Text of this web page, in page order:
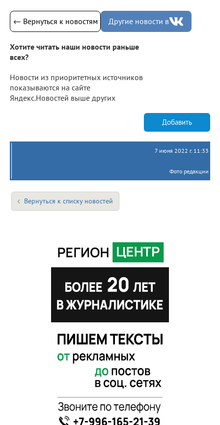
← Вернуться к новостям Другие новости в
Хотите читать наши новости раньше
всех?
Новости из приоритетных источников
показываются на сайте
Яндекс.Новостей выше других
Добавить
7 июня 2022 г. 11:33
Фото редакции
Вернуться к списку новостей